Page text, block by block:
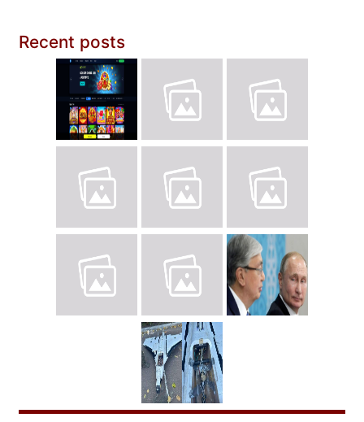
Recent posts